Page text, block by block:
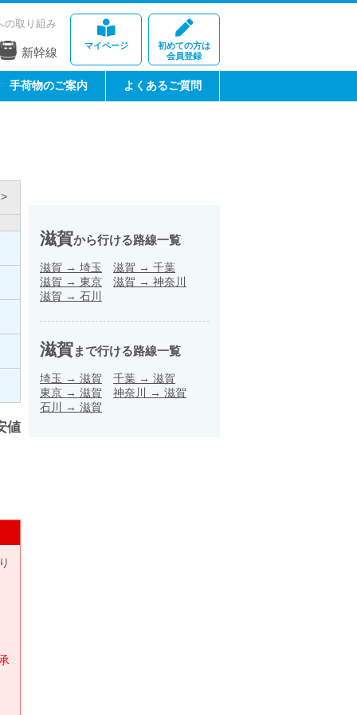
マイページ
初めての方は
会員登録
の取り組み
新幹線
手荷物のご案内 よくあるご質問
値
滋賀から行ける路線一覧
滋賀 → 埼玉 滋賀 → 千葉
滋賀 → 東京 滋賀 → 神奈川
滋賀 → 石川
滋賀まで行ける路線一覧
埼玉 → 滋賀 千葉 → 滋賀
東京 → 滋賀 神奈川 → 滋賀
石川
→ 滋賀